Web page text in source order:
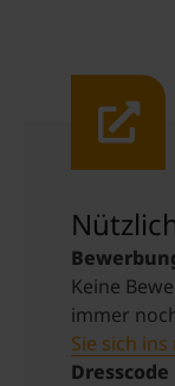
Keine
immer
Sie sich
Dresscode